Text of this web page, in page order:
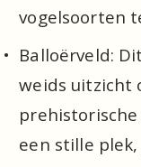
vogelsoorten
Balloërveld:
weids uitzicht
een stille